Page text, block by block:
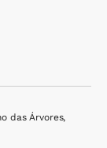
das Árvores,